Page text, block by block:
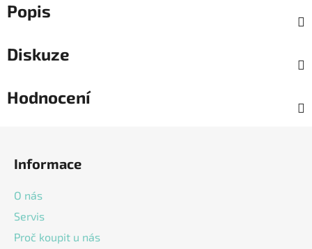
Popis
Diskuze
Hodnocení
Informace
O nás
Servis
Proč koupit u nás